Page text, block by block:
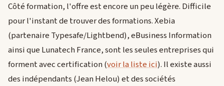
Côté formation, l'offre est encore un peu légère. Difficile
pour l'instant de trouver des formations. Xebia
(partenaire Typesafe/Lightbend), eBusiness Information
ainsi que Lunatech France, sont les seules entreprises qui
forment avec certification (voir la liste ici). Il existe aussi
des indépendants (Jean Helou) et des sociétés